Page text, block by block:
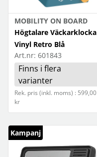
Batterier
Elbil
Foto
Blixt- och ledljus
Objektiv och filter
Stativ
Förbrukning
Gaming
Hem och hushåll
Lagringsmedia
MOBILITY ON BOARD
Högtalare Väckarklocka
Vinyl Retro Blå
Art.nr: 601843
Finns i flera
varianter
Rek. pris (inkl. moms) : 599,00
kr
Kampanj